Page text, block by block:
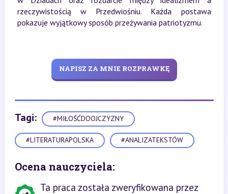
rzeczywistością w Przedwiośniu. Każda postawa
pokazuje wyjątkowy sposób przeżywania patriotyzmu.
NAPISZ ZA MNIE ROZPRAWKĘ
Tagi: #MIŁOŚĆDOOJCZYZNY
#LITERATURAPOLSKA #ANALIZATEKSTÓW
Ocena nauczyciela:
Ta praca została zweryfikowana przez